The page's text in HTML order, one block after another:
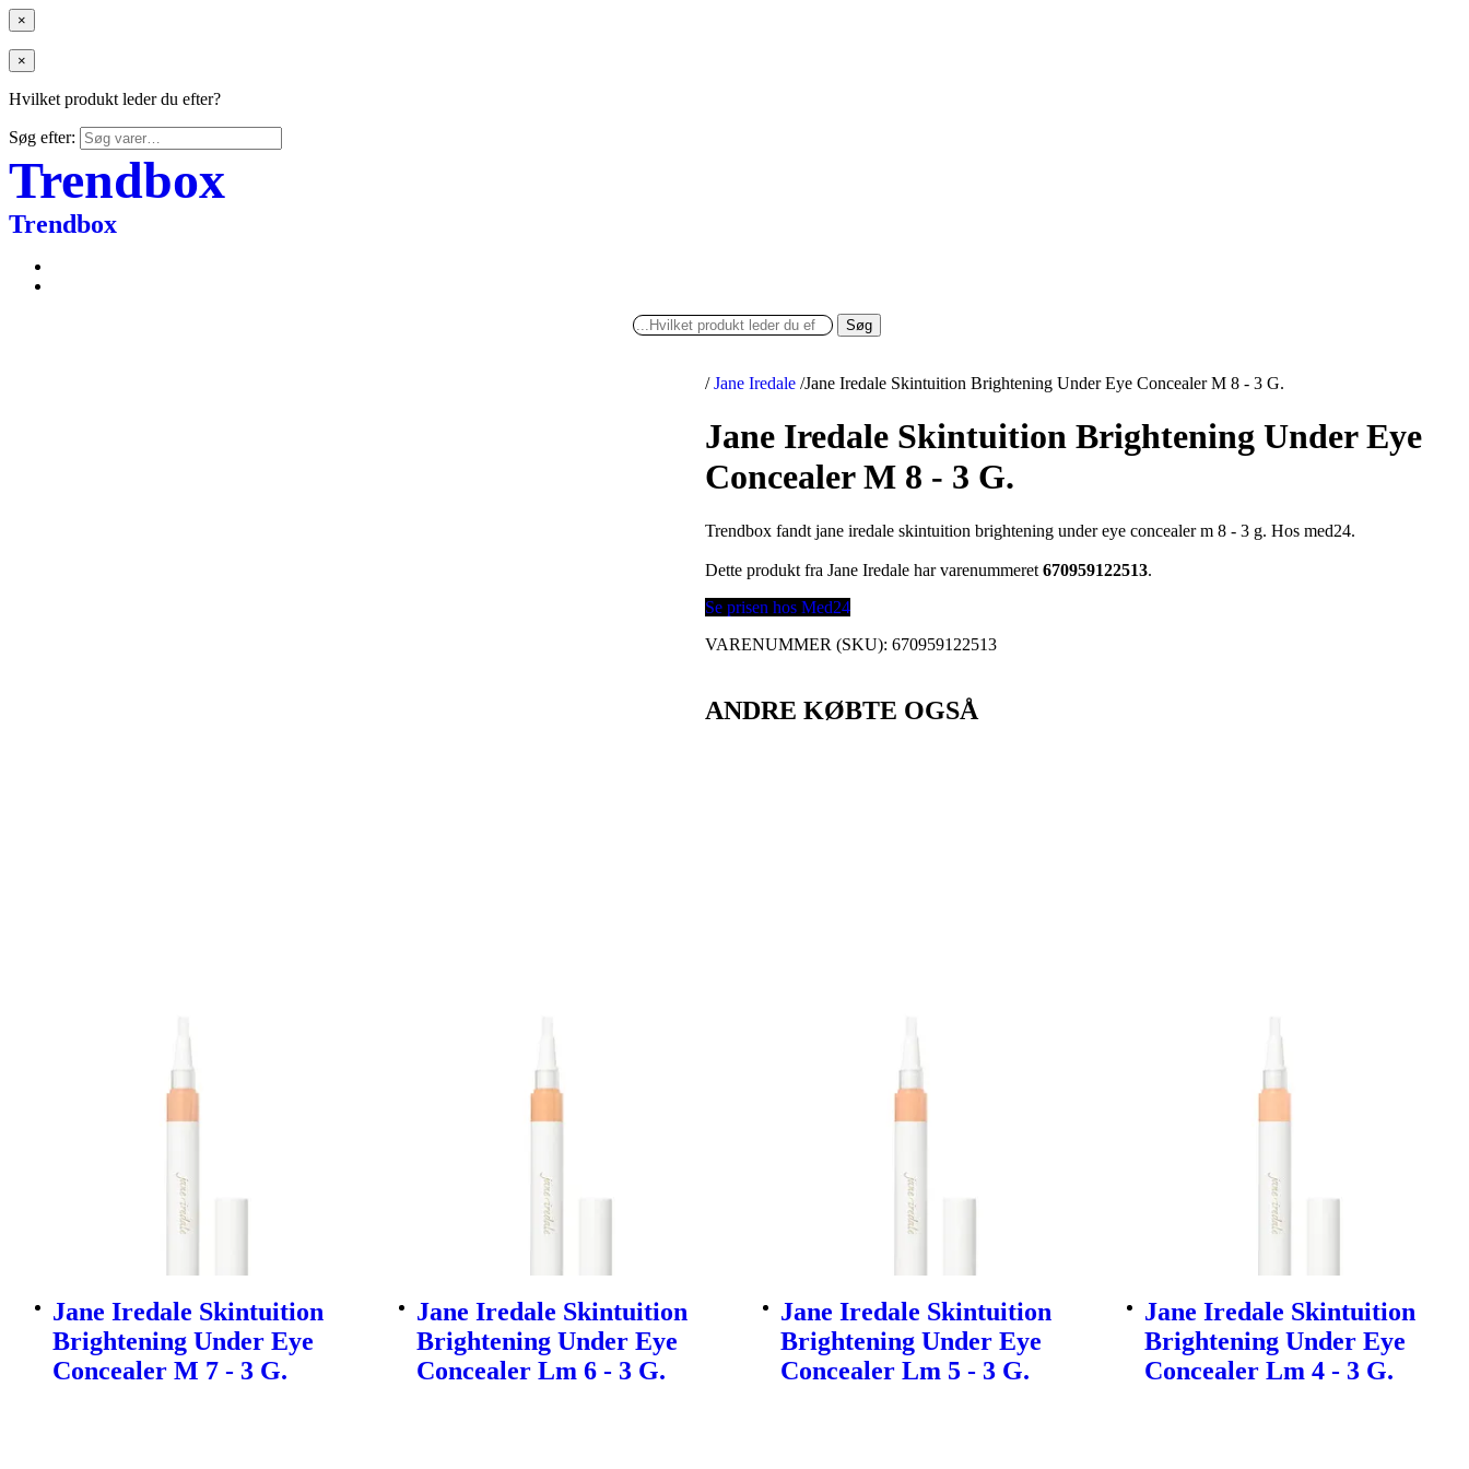
×
×
Hvilket produkt leder du efter?
Søg efter:
Trendbox
Trendbox
Søg
/ Jane Iredale /Jane Iredale Skintuition Brightening Under Eye Concealer M 8 - 3 G.
Jane Iredale Skintuition Brightening Under Eye
Concealer M 8 - 3 G.
Trendbox fandt jane iredale skintuition brightening under eye concealer m 8 - 3 g. Hos med24.
Dette produkt fra Jane Iredale har varenummeret670959122513.
Se prisen hos Med24
VARENUMMER (SKU):670959122513
ANDRE KØBTE OGSÅ
Jane Iredale Skintuition
Brightening Under Eye
Concealer M 7 - 3 G.
Jane Iredale Skintuition
Brightening Under Eye
Concealer Lm 6 - 3 G.
Jane Iredale Skintuition
Brightening Under Eye
Concealer Lm 5 - 3 G.
Jane Iredale Skintuition
Brightening Under Eye
Concealer Lm 4 - 3 G.